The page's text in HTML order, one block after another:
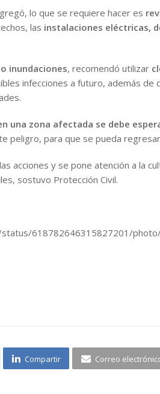
lo que se requiere hacer es
las instalaciones eléctricas,
inundaciones, recomendó utilizar
infecciones a futuro, además de
una zona afectada se debe
peligro, para que se pueda regresar
acciones y se pone atención a la
sostuvo Protección Civil.
618782646315827201/
Compartir Correo